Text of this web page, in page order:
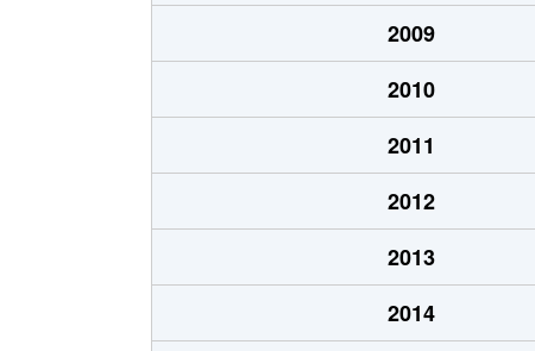
2009
2010
2011
2012
2013
2014